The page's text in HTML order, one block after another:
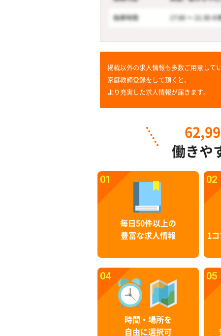
掲載以外の求人情報も多数ご用意してい
家庭教師登録をして頂くと、
より充実した求人情報が届きます。
働きや
01
毎日50件以上の
豊富な求人情報
02
1
04
時間・場所を
自由に選択可
05